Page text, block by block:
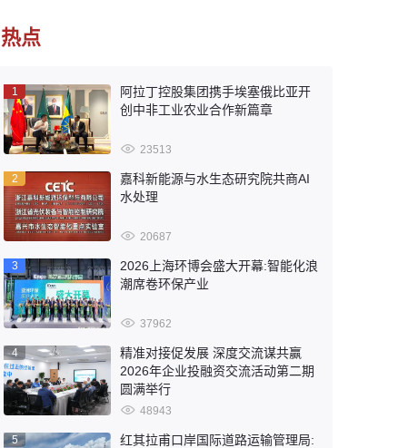
热点
1
阿拉丁控股集团携手埃塞俄比亚开
创中非工业农业合作新篇章
23513
2
嘉科新能源与水生态研究院共商AI
水处理
20687
3
2026上海环博会盛大开幕:智能化浪
潮席卷环保产业
37962
4
精准对接促发展 深度交流谋共赢
2026年企业投融资交流活动第二期
圆满举行
48943
5
红其拉甫口岸国际道路运输管理局: